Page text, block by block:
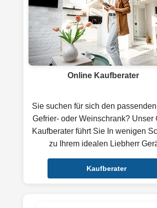
Online Kaufberater
Sie suchen für sich den
Gefrier- oder Weinschrank? Unser
Kaufberater führt Sie In wenigen
zu Ihrem idealen Liebherr
Kaufberater